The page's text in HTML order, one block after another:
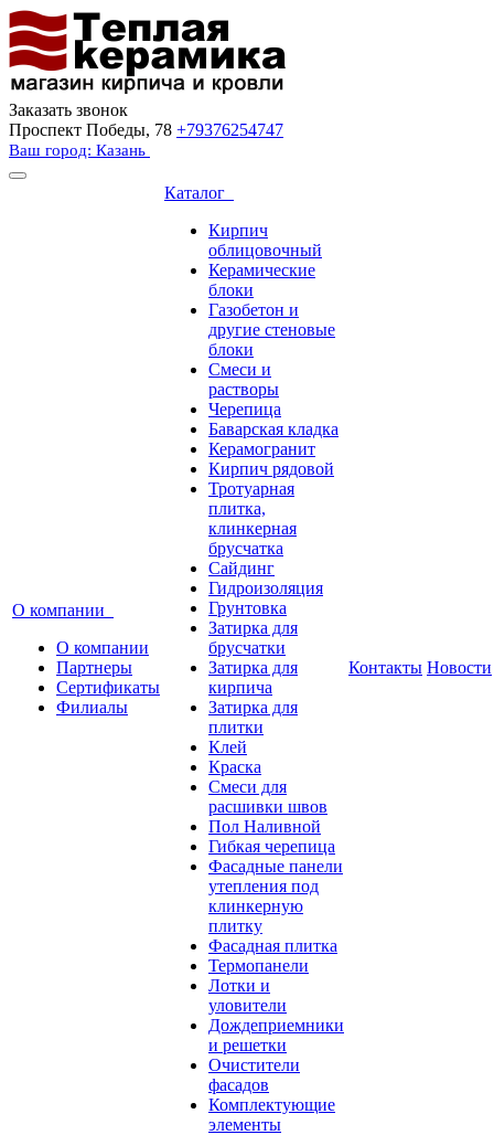
Заказать звонок
Проспект Победы, 78 +79376254747
Ваш город: Казань
О компании
О компании
Партнеры
Сертификаты
Филиалы
Каталог
Кирпич
облицовочный
Керамические
блоки
Газобетон и
другие стеновые
блоки
Смеси и
растворы
Черепица
Баварская кладка
Керамогранит
Кирпич рядовой
Тротуарная
плитка,
клинкерная
брусчатка
Сайдинг
Гидроизоляция
Грунтовка
Затирка для
брусчатки
Затирка для
кирпича
Затирка для
плитки
Клей
Краска
Смеси для
расшивки швов
Пол Наливной
Гибкая черепица
Фасадные панели
утепления под
клинкерную
плитку
Фасадная плитка
Термопанели
Лотки и
уловители
Дождеприемники
и решетки
Очистители
фасадов
Комплектующие
элементы
Контакты Новости